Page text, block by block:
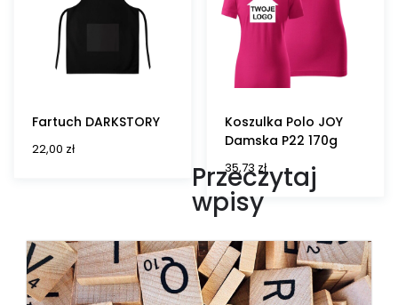
Fartuch DARKSTORY
22,00 zł
Koszulka Polo JOY
Damska P22 170g
35,73 zł
Przeczytaj
wpisy